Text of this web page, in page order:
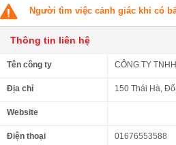
Người tìm việc cảnh giác khi có
Thông tin liên hệ
Tên công ty CÔNG TY
Địa chỉ 150 Thái Hà,
Website
Điện thoại 01676553588